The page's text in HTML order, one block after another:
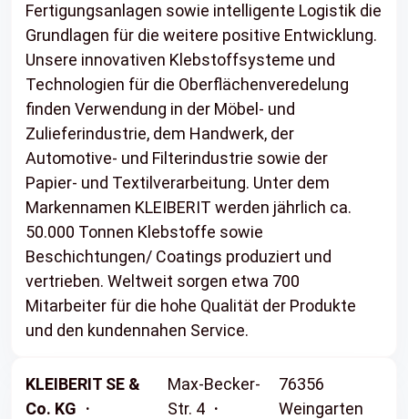
Fertigungsanlagen sowie intelligente Logistik die
Grundlagen für die weitere positive Entwicklung.
Unsere innovativen Klebstoffsysteme und
Technologien für die Oberflächenveredelung
finden Verwendung in der Möbel- und
Zulieferindustrie, dem Handwerk, der
Automotive- und Filterindustrie sowie der
Papier- und Textilverarbeitung. Unter dem
Markennamen KLEIBERIT werden jährlich ca.
50.000 Tonnen Klebstoffe sowie
Beschichtungen/ Coatings produziert und
vertrieben. Weltweit sorgen etwa 700
Mitarbeiter für die hohe Qualität der Produkte
und den kundennahen Service.
KLEIBERIT SE &
Co. KG
Max-Becker-
Str. 4
76356
Weingarten